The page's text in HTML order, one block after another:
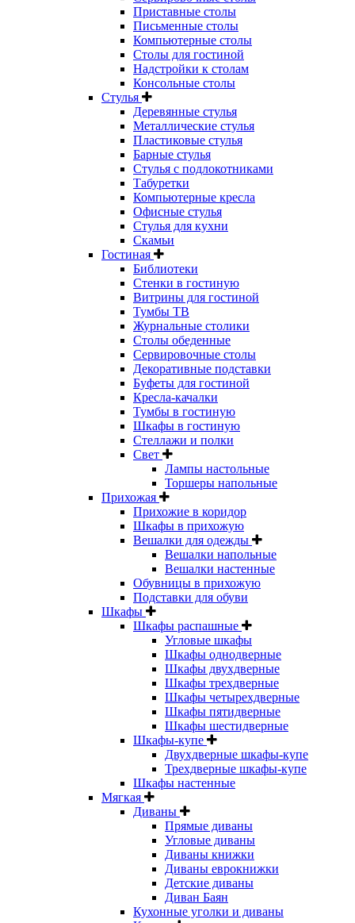
Приставные столы
Письменные столы
Компьютерные столы
Столы для гостиной
Надстройки к столам
Консольные столы
Стулья
Деревянные стулья
Металлические стулья
Пластиковые стулья
Барные стулья
Стулья с подлокотниками
Табуретки
Компьютерные кресла
Офисные стулья
Стулья для кухни
Скамьи
Гостиная
Библиотеки
Стенки в гостиную
Витрины для гостиной
Тумбы ТВ
Журнальные столики
Столы обеденные
Сервировочные столы
Декоративные подставки
Буфеты для гостиной
Кресла-качалки
Тумбы в гостиную
Шкафы в гостиную
Стеллажи и полки
Свет
Лампы настольные
Торшеры напольные
Прихожая
Прихожие в коридор
Шкафы в прихожую
Вешалки для одежды
Вешалки напольные
Вешалки настенные
Обувницы в прихожую
Подставки для обуви
Шкафы
Шкафы распашные
Угловые шкафы
Шкафы однодверные
Шкафы двухдверные
Шкафы трехдверные
Шкафы четырехдверные
Шкафы пятидверные
Шкафы шестидверные
Шкафы-купе
Двухдверные шкафы-купе
Трехдверные шкафы-купе
Шкафы настенные
Мягкая
Диваны
Прямые диваны
Угловые диваны
Диваны книжки
Диваны еврокнижки
Детские диваны
Диван Баян
Кухонные уголки и диваны